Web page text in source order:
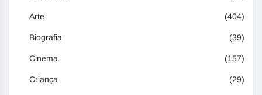
Arte (404)
Biografia (39)
Cinema (157)
Criança (29)